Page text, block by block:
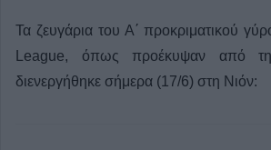
Τα ζευγάρια του Α΄ προκριματικού
League, όπως προέκυψαν από
διενεργήθηκε σήμερα (17/6) στη Νιόν: